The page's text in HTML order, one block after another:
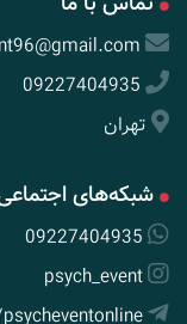
09227404935
تهران
شبکه‌های
09227404935
psych_event